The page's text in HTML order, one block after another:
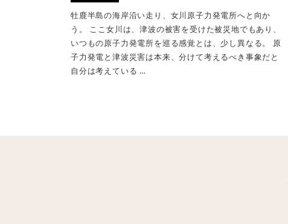
牡鹿半島の海岸沿い走り、女川原子力発電所へと向か
う。 ここ女川は、津波の被害を受けた被災地でもあり、
いつもの原子力発電所を巡る感覚とは、少し異なる。 原
子力発電と津波災害は本来、分けて考えるべき事象だと
自分は考えている …